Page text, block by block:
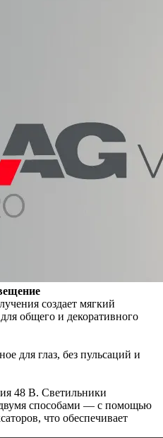
создает мягкий
общего и декоративного
для глаз, без пульсаций и
48 В. Светильники
способами — с помощью
что обеспечивает